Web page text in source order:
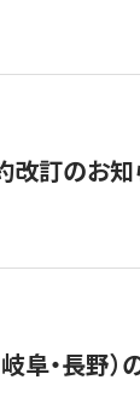
改訂のお
阜・長野